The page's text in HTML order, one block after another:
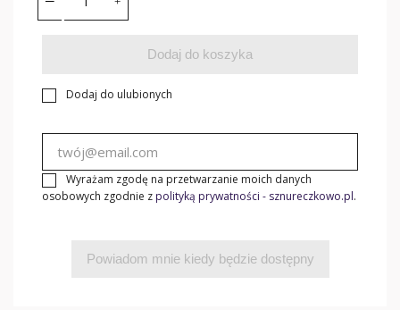
Dodaj do koszyka
Dodaj do ulubionych
Wyrażam zgodę na przetwarzanie moich danych
osobowych zgodnie z polityką prywatności - sznureczkowo.pl.
Powiadom mnie kiedy będzie dostępny